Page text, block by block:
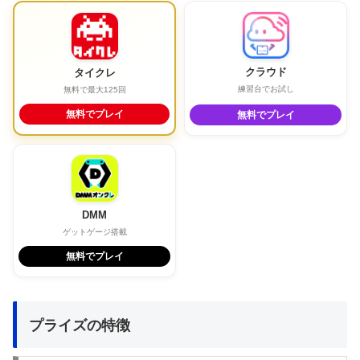
タイクレ
無料で最大125回
無料でプレイ
クラウド
練習台でお試し
無料でプレイ
DMM
ゲットゲージ搭載
無料でプレイ
プライズの特徴